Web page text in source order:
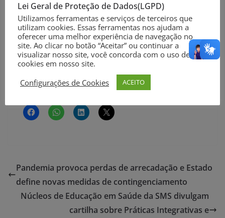
comunicação, de forma clara, para que as mudanças
ocorram com transparência.
SECOM RS
Foto: Felipe Dalla Valle/Palácio Piratini
Pandemia provoca perdas de arrecadação e Estado
define novas medidas de contingenciamento
Núcleos de Educação em Saúde da SMS divulgam
cartilha sobre Práticas Integrativas e
Lei Geral de Proteção de Dados(LGPD)
Utilizamos ferramentas e serviços de terceiros que
utilizam cookies. Essas ferramentas nos ajudam a
oferecer uma melhor experiência de navegação no
site. Ao clicar no botão “Aceitar” ou continuar a
visualizar nosso site, você concorda com o uso de
cookies em nosso site.
Configurações de Cookies
ACEITO